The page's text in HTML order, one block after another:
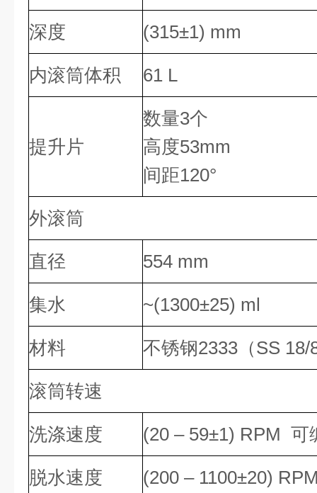
深度 (315±1) mm
内滚筒体积 61 L
提升片
数量3个
高度53mm
间距120°
外滚筒
直径 554 mm
集水 ~(1300±25) ml
材料 不锈钢2333（SS 18/
滚筒转速
洗涤速度 (20 – 59±1) RPM 可
脱水速度 (200 – 1100±20)